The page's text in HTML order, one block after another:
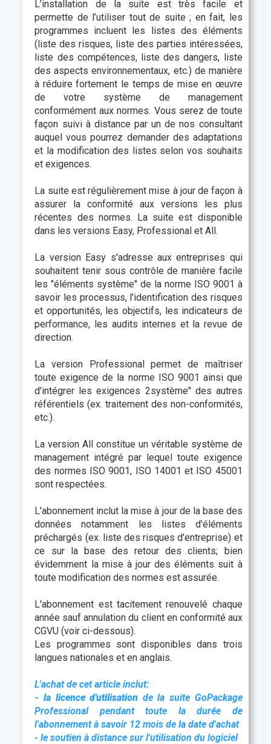
L’installation de la suite est très facile et
permette de l’utiliser tout de suite ; en fait, les
programmes incluent les listes des éléments
(liste des risques, liste des parties intéressées,
liste des compétences, liste des dangers, liste
des aspects environnementaux, etc.) de manière
à réduire fortement le temps de mise en œuvre
de votre système de management
conformément aux normes. Vous serez de toute
façon suivi à distance par un de nos consultant
auquel vous pourrez demander des adaptations
et la modification des listes selon vos souhaits
et exigences.
La suite est régulièrement mise à jour de façon à
assurer la conformité aux versions les plus
récentes des normes. La suite est disponible
dans les versions Easy, Professional et All.
La version Easy s'adresse aux entreprises qui
souhaitent tenir sous contrôle de manière facile
les "éléments système" de la norme ISO 9001 à
savoir les processus, l'identification des risques
et opportunités, les objectifs, les indicateurs de
performance, les audits internes et la revue de
direction.
La version Professional permet de maîtriser
toute exigence de la norme ISO 9001 ainsi que
d'intégrer les exigences 2système" des autres
référentiels (ex. traitement des non-conformités,
etc.).
La version All constitue un véritable système de
management intégré par lequel toute exigence
des normes ISO 9001, ISO 14001 et ISO 45001
sont respectées.
L'abonnement inclut la mise à jour de la base des
données notamment les listes d'éléments
préchargés (ex. liste des risques d'entreprise) et
ce sur la base des retour des clients; bien
évidemment la mise à jour des éléments suit à
toute modification des normes est assurée.
L'abonnement est tacitement renouvelé chaque
année sauf annulation du client en conformité aux
CGVU (voir ci-dessous).
Les programmes sont disponibles dans trois
langues nationales et en anglais.
L'achat de cet article inclut:
- la licence d'utilisation de la suite GoPackage
Professional pendant toute la durée de
l'abonnement à savoir 12 mois de la date d'achat
- le soutien à distance sur l'utilisation du logiciel